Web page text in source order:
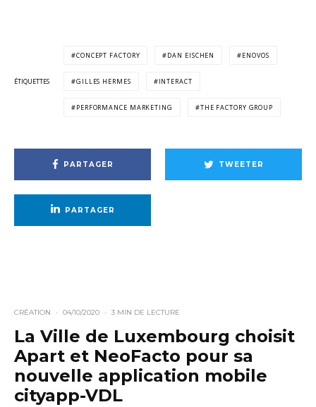
ÉTIQUETTES
CONCEPT FACTORY DAN EISCHEN ENOVOS
GILLES HERMES INTERACT
PERFORMANCE MARKETING THE FACTORY GROUP
PARTAGER TWEETER
PARTAGER
CRÉATION · 04/10/2020 · 3 MIN DE LECTURE
La Ville de Luxembourg choisit
Apart et NeoFacto pour sa
nouvelle application mobile
cityapp-VDL